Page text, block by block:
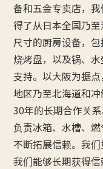
备和五金专卖店，
得了从日本全国乃
尺寸的厨房设备，
烧烤盘，以及锅、
支持。以大阪为据
地区乃至北海道和
30年的长期合作关
负责冰箱、水槽、
不断拓展信赖。我
我们能够长期获得信